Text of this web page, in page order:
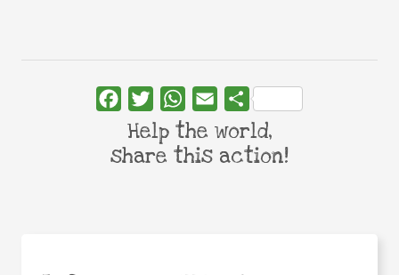
FacebookTwitterWhatsApp
Email Share
Help the world,
share this action!